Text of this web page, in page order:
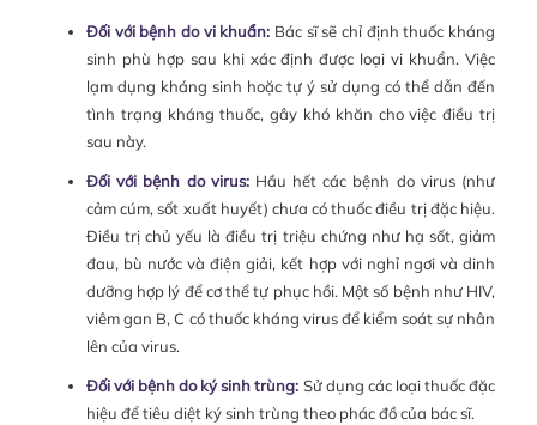
Đối với bệnh do vi khuẩn: Bác sĩ sẽ chỉ định thuốc kháng
sinh phù hợp sau khi xác định được loại vi khuẩn. Việc
lạm dụng kháng sinh hoặc tự ý sử dụng có thể dẫn đến
tình trạng kháng thuốc, gây khó khăn cho việc điều trị
sau này.
Đối với bệnh do virus:Hầu hết các bệnh do virus (như
cảm cúm, sốt xuất huyết) chưa có thuốc điều trị đặc hiệu.
Điều trị chủ yếu là điều trị triệu chứng như hạ sốt, giảm
đau, bù nước và điện giải, kết hợp với nghỉ ngơi và dinh
dưỡng hợp lý để cơ thể tự phục hồi. Một số bệnh như HIV,
viêm gan B, C có thuốc kháng virus để kiểm soát sự nhân
lên của virus.
Đối với bệnh do ký sinh trùng: Sử dụng các loại thuốc đặc
hiệu để tiêu diệt ký sinh trùng theo phác đồ của bác sĩ.